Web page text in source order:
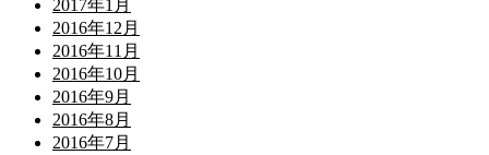
2017年1月
2016年12月
2016年11月
2016年10月
2016年9月
2016年8月
2016年7月